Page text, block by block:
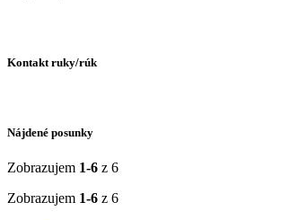
Kontakt ruky/rúk
Nájdené posunky
Zobrazujem 1-6 z 6
Zobrazujem 1-6 z 6